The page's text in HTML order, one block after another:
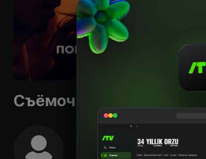
соседом
«A
rus,
Съёмочная группа